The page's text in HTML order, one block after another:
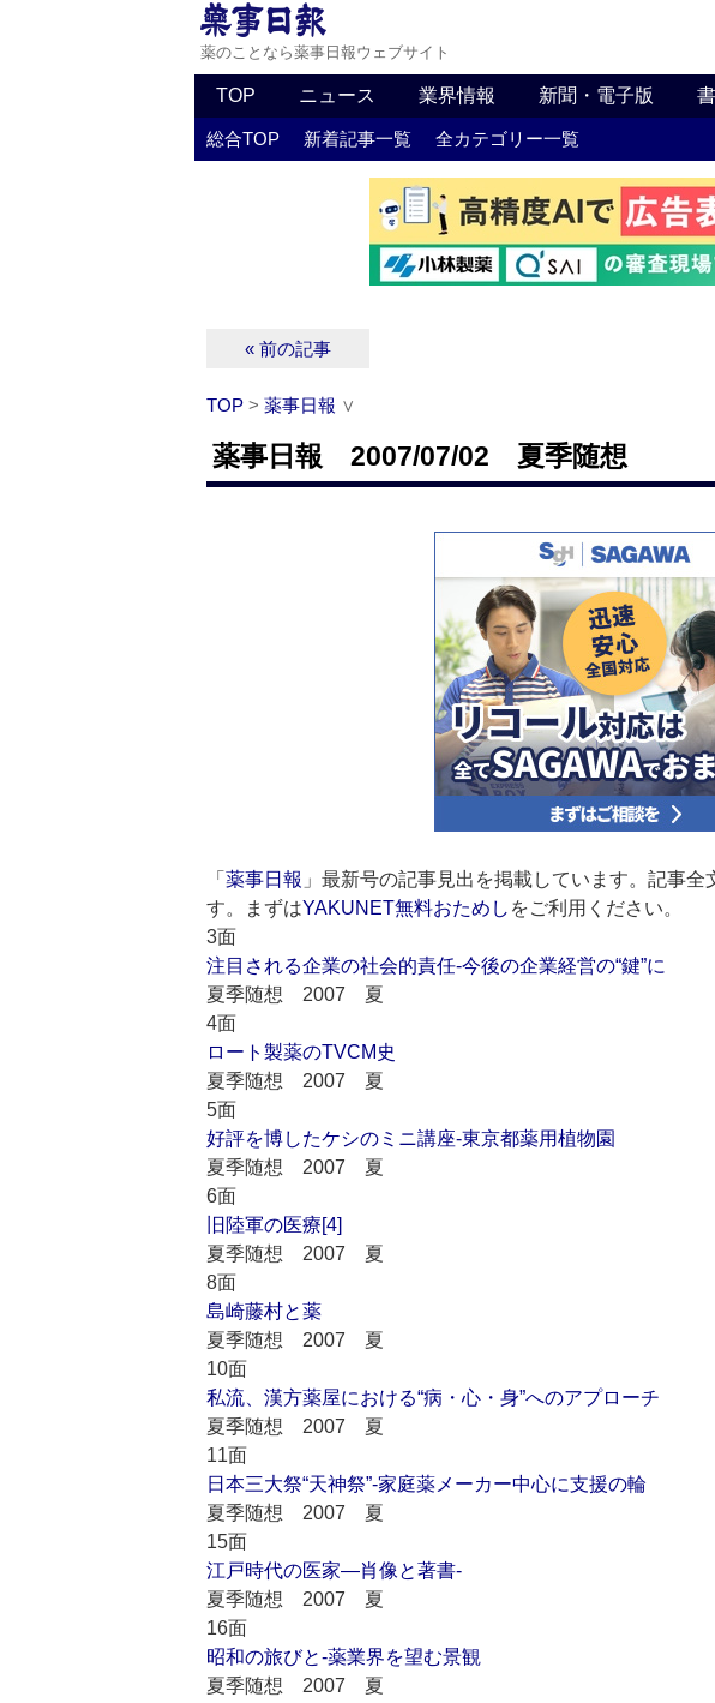
薬のことなら薬事日報ウェブサイト
TOP ニュース 業界情報 新聞・電子版
総合TOP 新着記事一覧 全カテゴリー一覧
« 前の記事
TOP > 薬事日報 ∨
薬事日報 2007/07/02 夏季随想
「 薬事日報 」最新号の記事見出を掲載しています。記事全
す。まずはYAKUNET無料おためし をご利用ください。
3面
注目される企業の社会的責任-今後の企業経営の“鍵”に
夏季随想 2007 夏
4面
ロート製薬のTVCM史
夏季随想 2007 夏
5面
好評を博したケシのミニ講座-東京都薬用植物園
夏季随想 2007 夏
6面
旧陸軍の医療[4]
夏季随想 2007 夏
8面
島崎藤村と薬
夏季随想 2007 夏
10面
私流、漢方薬屋における“病・心・身”へのアプローチ
夏季随想 2007 夏
11面
日本三大祭“天神祭”-家庭薬メーカー中心に支援の輪
夏季随想 2007 夏
15面
江戸時代の医家―肖像と著書-
夏季随想 2007 夏
16面
昭和の旅びと-薬業界を望む景観
夏季随想 2007 夏